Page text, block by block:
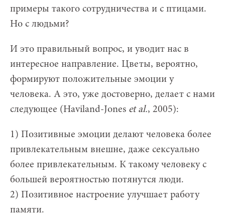
примеры такого сотрудничества и с птицами.
Но с людьми?
И это правильный вопрос, и уводит нас в
интересное направление. Цветы, вероятно,
формируют положительные эмоции у
человека. А это, уже достоверно, делает с нами
следующее (Haviland-Jones et al., 2005):
1) Позитивные эмоции делают человека более
привлекательным внешне, даже сексуально
более привлекательным. К такому человеку с
большей вероятностью потянутся люди.
2) Позитивное настроение улучшает работу
памяти.